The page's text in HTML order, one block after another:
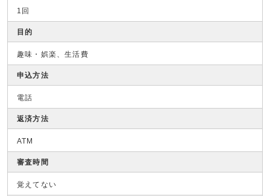
1回
目的
趣味・娯楽、生活費
申込方法
電話
返済方法
ATM
審査時間
覚えてない